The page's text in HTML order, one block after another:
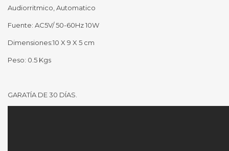
Audiorritmico, Automatico
Fuente: AC5V/ 50-60Hz 10W
Dimensiones:10 X 9 X 5 cm
Peso: 0.5 Kgs
GARATÍA DE 30 DÍAS.